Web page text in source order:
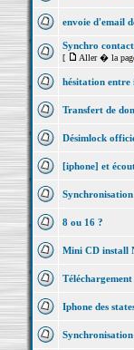
envoie d'email
Synchro
[ Aller � la
hésitation entre
Transfert de
Désimlock
[iphone] et
8 ou 16 ?
Mini CD install
Iphone des